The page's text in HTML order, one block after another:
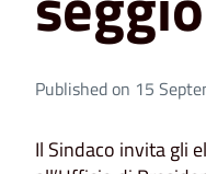
Published on 15
Il Sindaco invita gli